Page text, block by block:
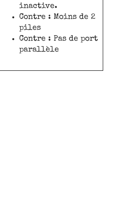
inactive.
Contre : Moins de 2
piles
Contre : Pas de port
parallèle